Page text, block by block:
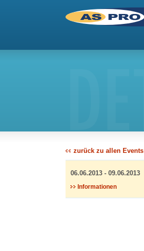
zurück zu allen Events
06.06.2013 - 09.06.2013
Informationen